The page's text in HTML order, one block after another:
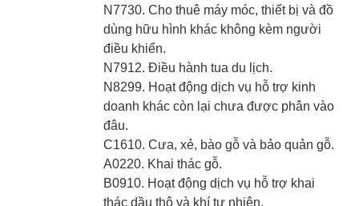
N7730. Cho thuê máy móc, thiết bị và đồ
dùng hữu hình khác không kèm người
điều khiển.
N7912. Điều hành tua du lịch.
N8299. Hoạt động dịch vụ hỗ trợ kinh
doanh khác còn lại chưa được phân vào
đâu.
C1610. Cưa, xẻ, bào gỗ và bảo quản gỗ.
A0220. Khai thác gỗ.
B0910. Hoạt động dịch vụ hỗ trợ khai
thác dầu thô và khí tự nhiên.